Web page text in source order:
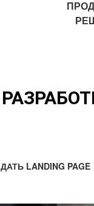
LANDING PAGE